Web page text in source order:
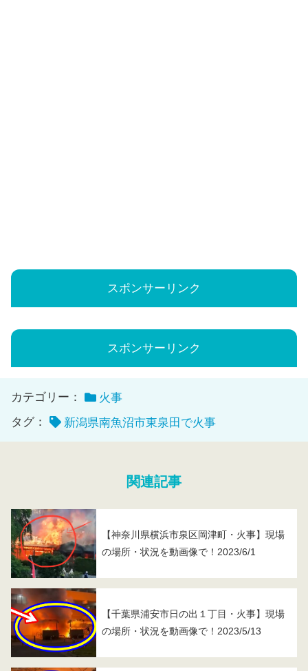
スポンサーリンク
スポンサーリンク
カテゴリー：
火事
タグ：
新潟県南魚沼市東泉田で火事
関連記事
【神奈川県横浜市泉区岡津町・火事】現場
の場所・状況を動画像で！2023/6/1
【千葉県浦安市日の出１丁目・火事】現場
の場所・状況を動画像で！2023/5/13